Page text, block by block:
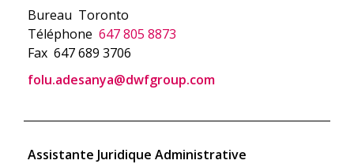
Bureau Toronto
Téléphone 647 805 8873
Fax 647 689 3706
folu.adesanya@dwfgroup.com
Assistante Juridique Administrative